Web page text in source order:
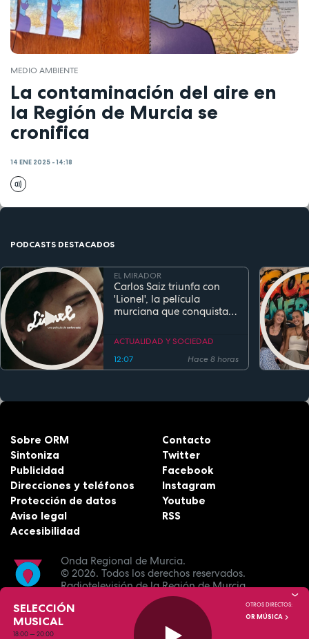
MEDIO AMBIENTE
La contaminación del aire en
la Región de Murcia se
cronifica
14 ENE 2025 - 14:18
PODCASTS DESTACADOS
EL MIRADOR
Carlos Saiz triunfa con
'Lionel', la película
murciana que conquista
estreno
ACTUALIDAD Y SOCIEDAD
12:07
Hace 8 horas
Onda Regional de Murcia.
© 2026. Todos los derechos reservados.
Radiotelevisión de la Región de Murcia.
Sobre ORM
Sintoniza
Publicidad
Direcciones y teléfonos
Protección de datos
Aviso legal
Accesibilidad
Contacto
Twitter
Facebook
Instagram
Youtube
RSS
SELECCIÓN
MUSICAL
18:00—20:00
OTROS DIRECTOS:
OR MÚSICA